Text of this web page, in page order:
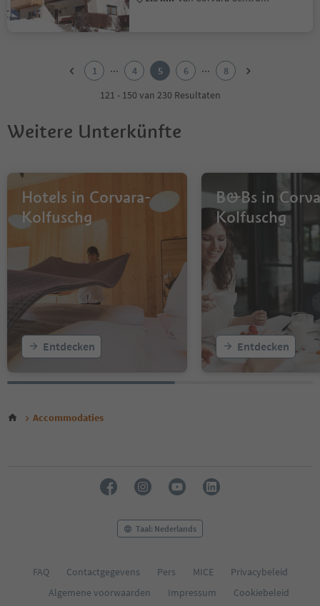
6
7
1 ... 4 5 6 ...
8
121 - 150 van 230 Resultaten
Weitere Unterkünfte
Hotels in Corvara-
Kolfuschg
Entdecken
B&Bs in
Kolfuschg
Entdecken
Accommodaties
Taal: Nederlands
FAQ Contactgegevens Pers MICE
Privacybeleid
Algemene voorwaarden
Impressum
Cookiebeleid